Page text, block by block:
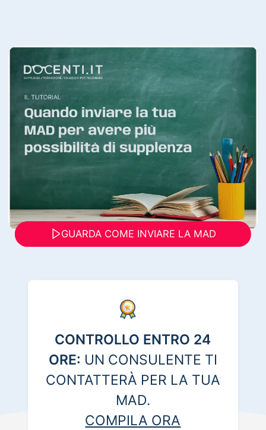
GUARDA COME INVIARE LA MAD
CONTROLLO ENTRO 24
ORE: UN CONSULENTE TI
CONTATTERÀ PER LA TUA
MAD.
COMPILA ORA